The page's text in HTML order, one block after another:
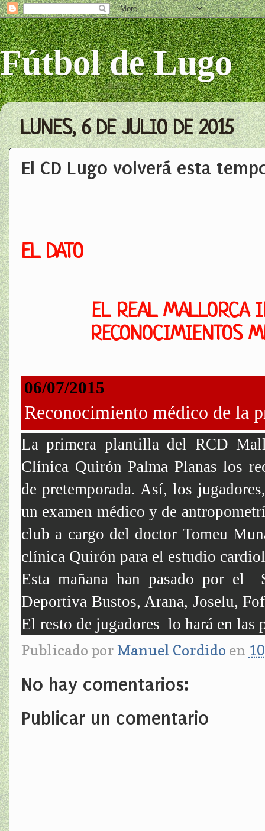
Fútbol de Lugo
LUNES, 6 DE JULIO DE 2015
El CD Lugo volverá esta
EL DATO
EL REAL MALLORCA
RECONOCIMIENTOS
06/07/2015
Reconocimiento médico de la
La primera plantilla del RCD
Clínica Quirón Palma Planas los
de pretemporada. Así, los
un examen médico y de
club a cargo del doctor Tomeu
clínica Quirón para el estudio
Esta mañana han pasado por el
Deportiva Bustos, Arana, Joselu,
El resto de jugadores lo hará en las
Publicado por Manuel Cordido en
No hay comentarios:
Publicar un comentario